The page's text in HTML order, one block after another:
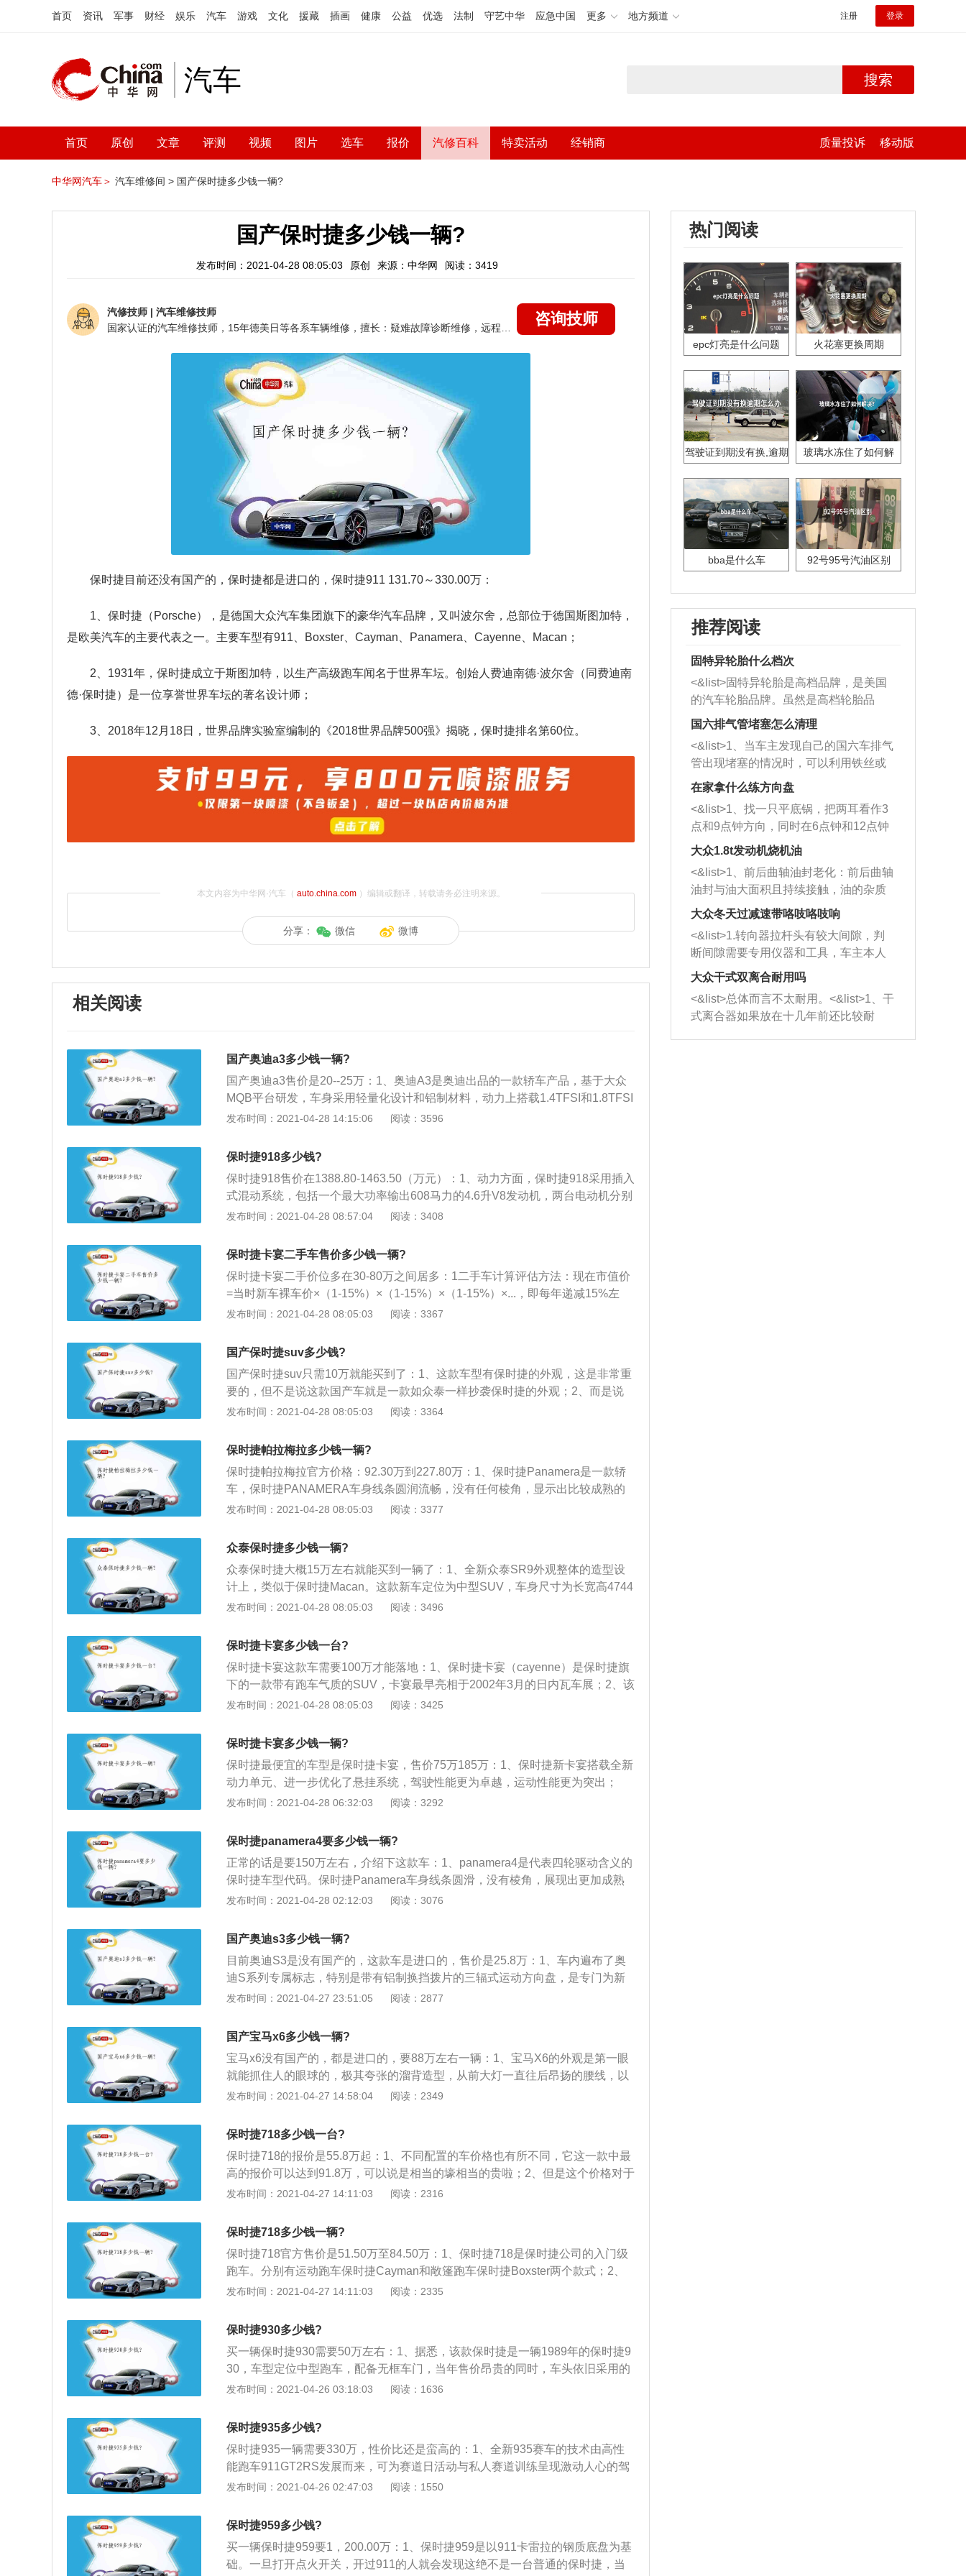
首页 资讯 军事 财经 娱乐 汽车 游戏 文化 援藏 插画 健康 公益 优选 法制 守艺中华 应急中国 更多 地方频道 注册 登录
汽车 搜索
首页 原创 文章 评测 视频 图片 选车 报价 汽修百科 特卖活动 经销商 质量投诉 移动版
中华网汽车＞ 汽车维修间 > 国产保时捷多少钱一辆?
国产保时捷多少钱一辆?
发布时间：2021-04-28 08:05:03 原创 来源：中华网 阅读：3419
汽修技师 | 汽车维修技师
咨询技师
保时捷目前还没有国产的，保时捷都是进口的，保时捷911 131.70～330.00万：
1、保时捷（Porsche），是德国大众汽车集团旗下的豪华汽车品牌，又叫波尔舍，总部位于德国斯图加特，
是欧美汽车的主要代表之一。主要车型有911、Boxster、Cayman、Panamera、Cayenne、Macan；
2、1931年，保时捷成立于斯图加特，以生产高级跑车闻名于世界车坛。创始人费迪南德·波尔舍（同费迪南
德·保时捷）是一位享誉世界车坛的著名设计师；
3、2018年12月18日，世界品牌实验室编制的《2018世界品牌500强》揭晓，保时捷排名第60位。
本文内容为中华网·汽车（ auto.china.com）编辑或翻译，转载请务必注明来源。
分享： 微信 微博
相关阅读
国产奥迪a3多少钱一辆?
国产奥迪a3售价是20--25万：1、奥迪A3是奥迪出品的一款轿车产品，基于大众
MQB平台研发，车身采用轻量化设计和铝制材料，动力上搭载1.4TFSI和1.8TFSI
等多款发动机；2、奥迪A3底盘前悬架为麦克弗逊式，后桥为扭转、曲柄式结构
也很高，因此载货面积在同级车中出类拔萃。所有A3系列车型，前后制动均为盘
式，前制动带通风槽。
发布时间：2021-04-28 14:15:06 阅读：3596
保时捷918多少钱?
保时捷918售价在1388.80-1463.50（万元）：1、动力方面，保时捷918采用插入
式混动系统，包括一个最大功率输出608马力的4.6升V8发动机，两台电动机分别
驱动后桥和前桥，可以让总动力达到887马力。最大扭矩500N·M，最大功率转速
时，在纽北跑出了6：57的优异时间，打破了合法上路量产车7分钟的隔膜，是第
一台跑进七分钟的量产且合法上路的车；3、作为混动系统，该车的燃油经济性
也同样出色，百公里油耗仅为3.0L，二氧化碳排放为70g\/km。
发布时间：2021-04-28 08:57:04 阅读：3408
保时捷卡宴二手车售价多少钱一辆?
保时捷卡宴二手价位多在30-80万之间居多：1二手车计算评估方法：现在市值价
=当时新车裸车价×（1-15%）×（1-15%）×（1-15%）×...，即每年递减15%左
右，满几年就乘以多少个（1-15%）；2、看保险还有多长时间，审车还有多长时
票、钥匙齐备（一般2把）、说明书、工具箱、灭火器、应急工具、三脚架等一
应俱全，且一直在4s店保养、维修维护的，可适当提价，具体看个人；4、看是
否有过重大事故，否则再在现在市值价上折价30%-50%+；试驾，直观感受，最
好城市道路和高速都跑跑，看换挡是否顺畅，刹车是否正常，方向是否跑偏，是
否有异响，中控是否完好，玻璃是否完好，玻璃升降是否顺畅，低速表现和高速
发布时间：2021-04-28 08:05:03 阅读：3367
国产保时捷suv多少钱?
国产保时捷suv只需10万就能买到了：1、这款车型有保时捷的外观，这是非常重
要的，但不是说这款国产车就是一款如众泰一样抄袭保时捷的外观；2、而是说
这款国产车有保时捷的神韵，在气质上是保时捷的气质，这是非常重要的，因为
很明显的抄袭行为，这是非常丢脸的；3、而这款国产SUV不同，不仅有保时捷
的外观，另外还有保时捷那种神韵，是非常了不起的。
发布时间：2021-04-28 08:05:03 阅读：3364
保时捷帕拉梅拉多少钱一辆?
保时捷帕拉梅拉官方价格：92.30万到227.80万：1、保时捷Panamera是一款轿
车，保时捷PANAMERA车身线条圆润流畅，没有任何棱角，显示出比较成熟的
保时捷设计风格。全新保时捷Panamera将装配米其林为该款车型定制设计的米
个大型进气口，水平条式雾灯横穿其中，造型独特；3、侧身线面处理得简洁柔
和，既优雅又动感，巨大的五辐式轮彀搭配了黑色的刹车卡钳，暗示出不俗的运
动潜能。与其它保时捷车型一样，新Panamera的内部结构采用了传统的钢制承
载式车身结构。
发布时间：2021-04-28 08:05:03 阅读：3377
众泰保时捷多少钱一辆?
众泰保时捷大概15万左右就能买到一辆了：1、全新众泰SR9外观整体的造型设
计上，类似于保时捷Macan。这款新车定位为中型SUV，车身尺寸为长宽高4744
\/1929\/1647mm，轴距2850mm；2、整车造型运动氛围十足，进气格栅采用大
众泰SR9的车尾设计，造型圆润。细节方面，采用了内凹造型的头灯，均配有LE
D日间行车灯，当然最低配除外；4、除此以外，众泰SR9还在高配车型上采用了
19英寸双色轮圈以增加运动感。
发布时间：2021-04-28 08:05:03 阅读：3496
保时捷卡宴多少钱一台?
保时捷卡宴这款车需要100万才能落地：1、保时捷卡宴（cayenne）是保时捷旗
下的一款带有跑车气质的SUV，卡宴最早亮相于2002年3月的日内瓦车展；2、该
车继承了保时捷家族的速度特质，搭配的是一台4.5升排气量的v型8缸32气门全
为世界上速度最快的越野车。
发布时间：2021-04-28 08:05:03 阅读：3425
保时捷卡宴多少钱一辆?
保时捷最便宜的车型是保时捷卡宴，售价75万185万：1、保时捷新卡宴搭载全新
动力单元、进一步优化了悬挂系统，驾驶性能更为卓越，运动性能更为突出；
2、新Cayenne（卡宴）S是一款新概念的SUV，新技术包括PTM全时四轮驱动
（PASM），它可以在突然加速、制动或者在恶劣的道路上行驶的时候稳定车身
的晃动，在这些系统的共同作用下，可以确保在off-road的情况下获得与道路行驶
相同的能力。
发布时间：2021-04-28 06:32:03 阅读：3292
保时捷panamera4要多少钱一辆?
正常的话是要150万左右，介绍下这款车：1、panamera4是代表四轮驱动含义的
保时捷车型代码。保时捷Panamera车身线条圆滑，没有棱角，展现出更加成熟
的保时捷设计风格；2、前脸最为引人注目的特征：带有4点式日间行车灯的LED
型配备19-21寸PanameraS车轮，将澎湃的牵引力发挥得淋漓尽致，选装的彩色
卡钳，使车辆更加富有活力，左右两侧分别配备圆形双尾管内饰经过彻底的重新
设计，同时保留了保时捷的景点特征。中控台想车头方向升高，仪表盘呈扁平，
显著加宽，模拟转速表被设计在仪表组的正中央；3、控制理念也随之升级：保
时捷先进驾驶舱，中控台采用玻璃外观，集成多个直接触摸控制的触摸感应按
分辨率12英寸触摸式显示屏。转速表左右各有一块高分辨率显示屏，分别显示虚
拟仪表、地图和其他多种信息。
发布时间：2021-04-28 02:12:03 阅读：3076
国产奥迪s3多少钱一辆?
目前奥迪S3是没有国产的，这款车是进口的，售价是25.8万：1、车内遍布了奥
迪S系列专属标志，特别是带有铝制换挡拨片的三辐式运动方向盘，是专门为新
款S3所设计的，与A3S-Line的方向盘相比显得更加高挡，灰白色的仪表指针配合
appa提供的真皮材料所打造，能为驾驶者提供更好的支撑；3、内饰方面，三辐
式运动方向盘、灰白色仪表盘指针，再配合全黑色内饰，让新车内饰运动风格十
足；4、而中控台配有拱门环绕仪表盘、控制面板的操作简单易行、圆润的通风
口和空调设计也十分讨巧。
发布时间：2021-04-27 23:51:05 阅读：2877
国产宝马x6多少钱一辆?
宝马x6没有国产的，都是进口的，要88万左右一辆：1、宝马X6的外观是第一眼
就能抓住人的眼球的，极其夸张的溜背造型，从前大灯一直往后昂扬的腰线，以
及车轮毂往上的宽体饱满的曲线，就像是一个蓄势待发的拳击手，这辆车的前脸
霸气；2、宝马X6搭载的分别是2.0T和3.0T涡轮增压发动机，与之匹配的是一个8
挡手自一体变速箱，最大马力分别能达到245匹和306匹，最大扭矩也做到了350
牛米和400牛米，数据摆在这里，X6真正开上路之后你会发现，这辆车在加速的
过程中能给你一些小惊喜，尽管这是一个车身将近五米的大家伙，但是动力的反
馈还是很积极，并且这辆车的转向操作也是很精准的；3、人无完人车无完车，X
发布时间：2021-04-27 14:58:04 阅读：2349
保时捷718多少钱一台?
保时捷718的报价是55.8万起：1、不同配置的车价格也有所不同，它这一款中最
高的报价可以达到91.8万，可以说是相当的壕相当的贵啦；2、但是这个价格对于
保时捷而言还是情有可原的，毕竟保时捷718是纯进口车系，它在进口的时候征
名的跑车品牌，它旗下的跑车当然也是相当贵的，而保时捷718就是保时捷里比
较知名的一款车型啦，除了贵以外没有别的毛病。
发布时间：2021-04-27 14:11:03 阅读：2316
保时捷718多少钱一辆?
保时捷718官方售价是51.50万至84.50万：1、保时捷718是保时捷公司的入门级
跑车。分别有运动跑车保时捷Cayman和敞篷跑车保时捷Boxster两个款式；2、
保时捷911是保时捷的传承的经典车型，然而高昂的价格必然使其只能成为少数
元的718车系是一个不错的选择。
发布时间：2021-04-27 14:11:03 阅读：2335
保时捷930多少钱?
买一辆保时捷930需要50万左右：1、据悉，该款保时捷是一辆1989年的保时捷9
30，车型定位中型跑车，配备无框车门，当年售价昂贵的同时，车头依旧采用的
了家族式的进气格栅，全车运用大量的空气动力学原理打造，车内还用到了轻量
然吸气发动机，最大马力250匹，百公里加速5秒左右，极速可达200多公里每小
时，加速时的推背感十足，百公里油耗为11L，虽然动力强劲，但车内的内饰不
怎么样，毕竟是当年那个时代的产物，倒是这款车非常具有收藏价值；3、这样
一台有钱也难买到的30年车龄保时捷930，马力260匹，车牌很掉挡次。原来，这
款保时捷挂的是沪C车牌，意味着车主很有实力，能够直接让30年车龄的保时捷
缺点。
发布时间：2021-04-26 03:18:03 阅读：1636
保时捷935多少钱?
保时捷935一辆需要330万，性价比还是蛮高的：1、全新935赛车的技术由高性
能跑车911GT2RS发展而来，可为赛道日活动与私人赛道训练呈现激动人心的驾
驶体验。如同传奇的935\/78一样，全新935赛车的大部分车身由碳纤维复合材料
2、全新开发的空气动力学套件是对保时捷935\/78勒芒赛车的致敬之作。保时捷9
35\/78因拉长的车身、巨大的整流罩和白色底漆而被车迷称为“白鲸”。前整流罩上
用来增加前桥下压力的轮拱是保时捷935\/78的另一项标志性设计。这款极具特色
的轮毂也被应用于保时捷911GT3R客户赛车。同时，长1，909mm，宽400mm
发布时间：2021-04-26 02:47:03 阅读：1550
保时捷959多少钱?
买一辆保时捷959要1，200.00万：1、保时捷959是以911卡雷拉的钢质底盘为基
础。一旦打开点火开关，开过911的人就会发现这绝不是一台普通的保时捷，当
热门阅读
epc灯亮是什么问题 火花塞更换周期
驾驶证到期没有换,逾期
玻璃水冻住了如何解
bba是什么车 92号95号汽油区别
推荐阅读
固特异轮胎什么档次
<&list>固特异轮胎是高档品牌，是美国
的汽车轮胎品牌。虽然是高档轮胎品
牌，但是中高低端的轮胎都有生产，这
也是为了更好的开拓市场。
国六排气管堵塞怎么清理
<&list>1、当车主发现自己的国六车排气
管出现堵塞的情况时，可以利用铁丝或
者是细棍，直接将杂物给取出来，如果
堵塞情况比较严重，也可以采取应急措
施。 <&list>2、直接利用木棍将所有的
杂物推到排气管里面的位置处，然后将
三元催化器拆解开，就可以将堵塞的东
西取出来。但如果是因为积碳过多引起
的堵塞，就需要将三元催化器泡在草酸
洗剂对堵塞的情况得到解决，将清洗剂
放在燃油箱中，与燃油混合后，车辆启
动时，就可以和汽油一起进入到燃烧
室，最后形成废气排出，就可以让三元
催化器得到清洗，排气管堵塞的情况就
能够得到解决。
在家拿什么练方向盘
<&list>1、找一只平底锅，把两耳看作3
点和9点钟方向，同时在6点钟和12点钟
方向做一个标记。 <&list>2、双手握住
一圈半的练习，往右同样也要打相同的
圈数。 <&list>3、最后强调要反复练
习，这样就可以形成肌肉记忆，在真实
驾驶车辆时，不需要记忆也能打好方
向。
大众1.8t发动机烧机油
<&list>1、前后曲轴油封老化：前后曲轴
油封与油大面积且持续接触，油的杂质
和发动机内持续温度变化使其密封效果
逐渐减弱，导致渗油或漏油。<&list>2、
活塞间隙过大：积碳会使活塞环与缸体
的间隙扩大，导致机油流入燃烧室中，
造成烧机油。<&list>3、机油粘度。使用
机油粘度过小的话，同样会有烧机油现
象，机油粘度过小具有很好的流动性，
大众冬天过减速带咯吱咯吱响
<&list>1.转向器拉杆头有较大间隙，判
断间隙需要专用仪器和工具，车主本人
无法制作，需要将车辆送到修理厂或4s
店；<&list>2.车辆半轴套管防尘罩破
裂，破裂后会出现漏油现象，使半轴磨
损严重，磨损的半轴容易损坏，产生异
响；<&list>3.稳定器的转向胶套和球头
大众干式双离合耐用吗
<&list>总体而言不太耐用。<&list>1、干
式离合器如果放在十几年前还比较耐